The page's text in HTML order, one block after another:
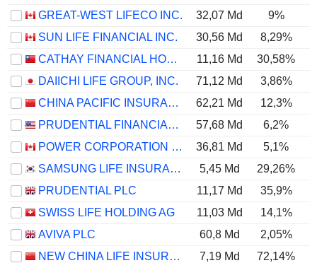
GREAT-WEST LIFECO INC.
32,07 Md
9%
SUN LIFE FINANCIAL INC.
30,56 Md
8,29%
CATHAY FINANCIAL HOLDING CO., LTD.
11,16 Md 30,58%
DAIICHI LIFE GROUP, INC.
71,12 Md
3,86%
CHINA PACIFIC INSURANCE (GROUP) CO., LTD.
62,21 Md 12,3%
PRUDENTIAL FINANCIAL, INC.
57,68 Md 6,2%
POWER CORPORATION OF CANADA
36,81 Md
5,1%
SAMSUNG LIFE INSURANCE CO., LTD.
5,45 Md 29,26%
PRUDENTIAL PLC
11,17 Md 35,9%
SWISS LIFE HOLDING AG
11,03 Md 14,1%
AVIVA PLC
60,8 Md 2,05%
NEW CHINA LIFE INSURANCE COMPANY LTD.
7,19 Md 72,14%